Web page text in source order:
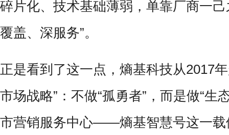
碎片化、技术基础薄弱，单靠厂商一
覆盖、深服务”。
正是看到了这一点，熵基科技从2017
市场战略”：不做“孤勇者”，而是做“生
市营销服务中心——熵基智慧号这一载